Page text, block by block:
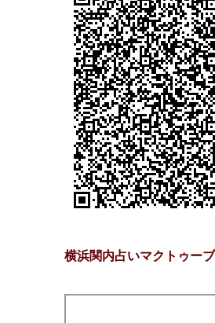
横浜関内占いマクトゥー